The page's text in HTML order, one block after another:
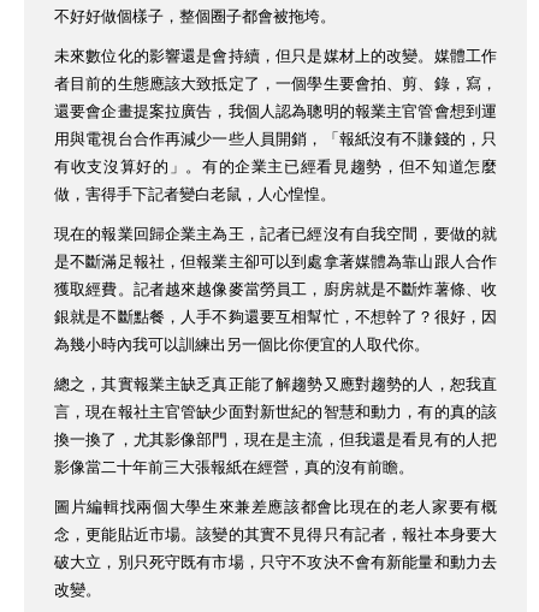
不好好做個樣子，整個圈子都會被拖垮。
未來數位化的影響還是會持續，但只是媒材上的改變。媒體工作
者目前的生態應該大致抵定了，一個學生要會拍、剪、錄，寫，
還要會企畫提案拉廣告，我個人認為聰明的報業主官管會想到運
用與電視台合作再減少一些人員開銷，「報紙沒有不賺錢的，只
有收支沒算好的」。有的企業主已經看見趨勢，但不知道怎麼
做，害得手下記者變白老鼠，人心惶惶。
現在的報業回歸企業主為王，記者已經沒有自我空間，要做的就
是不斷滿足報社，但報業主卻可以到處拿著媒體為靠山跟人合作
獲取經費。記者越來越像麥當勞員工，廚房就是不斷炸薯條、收
銀就是不斷點餐，人手不夠還要互相幫忙，不想幹了？很好，因
為幾小時內我可以訓練出另一個比你便宜的人取代你。
總之，其實報業主缺乏真正能了解趨勢又應對趨勢的人，恕我直
言，現在報社主官管缺少面對新世紀的智慧和動力，有的真的該
換一換了，尤其影像部門，現在是主流，但我還是看見有的人把
影像當二十年前三大張報紙在經營，真的沒有前瞻。
圖片編輯找兩個大學生來兼差應該都會比現在的老人家要有概
念，更能貼近市場。該變的其實不見得只有記者，報社本身要大
破大立，別只死守既有市場，只守不攻決不會有新能量和動力去
改變。